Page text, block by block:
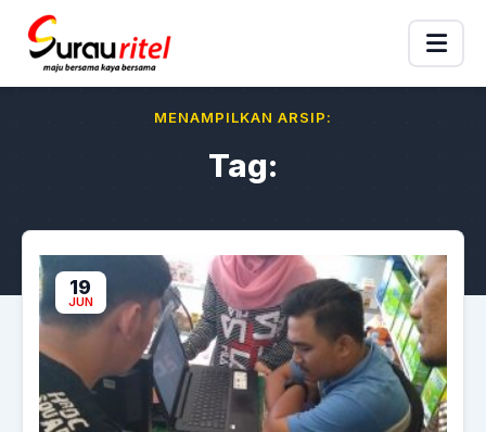
MENAMPILKAN ARSIP:
Tag:
19
JUN